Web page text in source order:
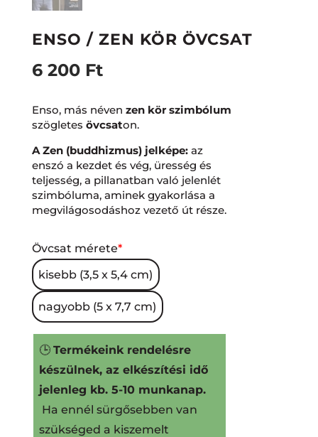
ENSO / ZEN KÖR ÖVCSAT
6 200 Ft
Enso, más néven zen kör szimbólum
szögletes övcsaton.
A Zen (buddhizmus) jelképe: az
enszó a kezdet és vég, üresség és
teljesség, a pillanatban való jelenlét
szimbóluma, aminek gyakorlása a
megvilágosodáshoz vezető út része.
*
Övcsat mérete
kisebb (3,5 x 5,4 cm)
nagyobb (5 x 7,7 cm)
🕒 Termékeink rendelésre
készülnek, az elkészítési idő
jelenleg kb. 5-10 munkanap.
Ha ennél sürgősebben van
szükséged a kiszemelt